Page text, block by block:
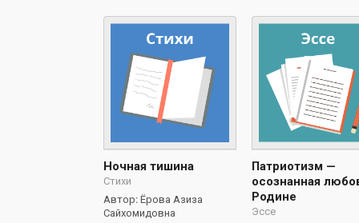
Ночная тишина
Стихи
Автор: Ёрова Азиза
Сайхомидовна
Патриотизм —
осознанная
Родине
Эссе